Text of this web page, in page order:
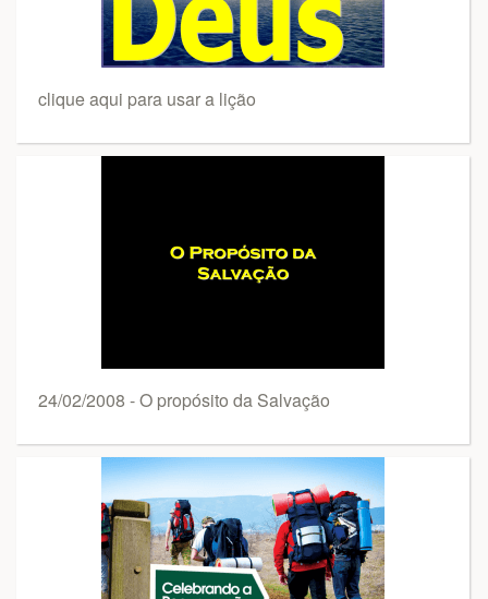
clique aqui para usar a lição
24/02/2008 - O propósito da Salvação